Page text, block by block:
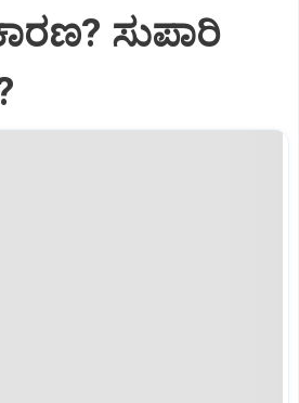
ಸುಪಾರಿ